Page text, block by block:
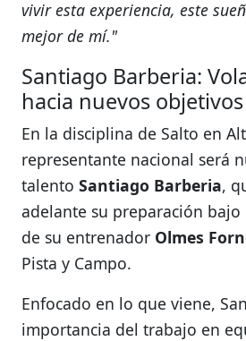
vivir esta experiencia, este
mejor de mí."
Santiago Barberia:
hacia nuevos objetivos
En la disciplina de Salto en
representante nacional será
talento Santiago Barberia,
adelante su preparación
de su entrenador Olmes
Pista y Campo.
Enfocado en lo que viene,
importancia del trabajo en